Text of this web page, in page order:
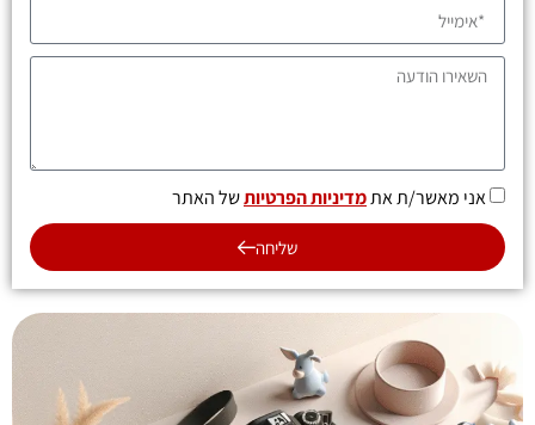
אני מאשר/ת אתמדיניות הפרטיותשל האתר
שליחה